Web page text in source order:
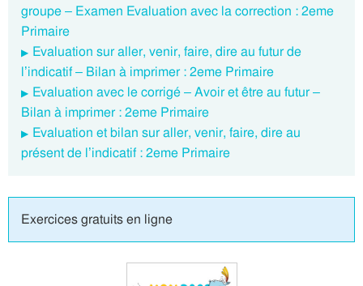
groupe – Examen Evaluation avec la correction : 2eme
Primaire
Evaluation sur aller, venir, faire, dire au futur de
l’indicatif – Bilan à imprimer : 2eme Primaire
Evaluation avec le corrigé – Avoir et être au futur –
Bilan à imprimer : 2eme Primaire
Evaluation et bilan sur aller, venir, faire, dire au
présent de l’indicatif : 2eme Primaire
Exercices gratuits en ligne